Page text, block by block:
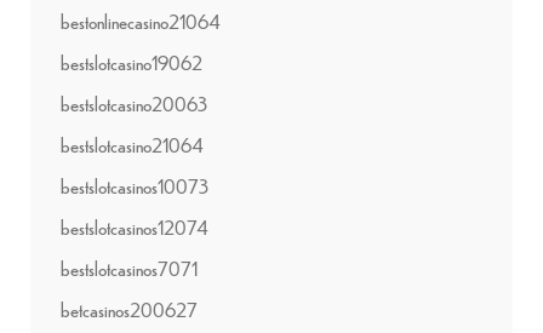
bestonlinecasino21064
bestslotcasino19062
bestslotcasino20063
bestslotcasino21064
bestslotcasinos10073
bestslotcasinos12074
bestslotcasinos7071
betcasinos200627